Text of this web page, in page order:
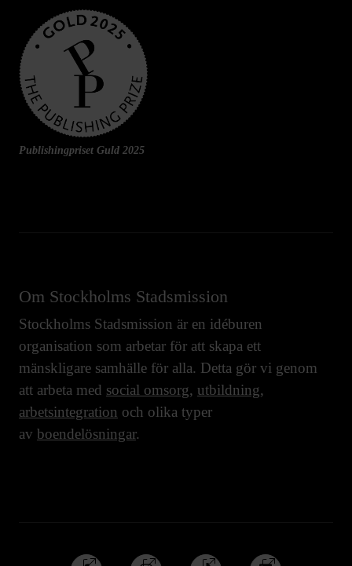
Publishingpriset Guld 2025
Om Stockholms Stadsmission
Stockholms Stadsmission är en idéburen
organisation som arbetar för att skapa ett
mänskligare samhälle för alla. Detta gör vi genom
att arbeta med social omsorg, utbildning,
arbetsintegration och olika typer
av boendelösningar.